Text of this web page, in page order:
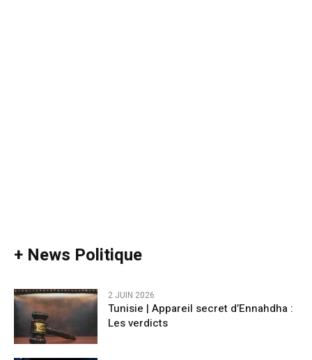
+ News Politique
2 JUIN 2026
Tunisie | Appareil secret d’Ennahdha :
Les verdicts